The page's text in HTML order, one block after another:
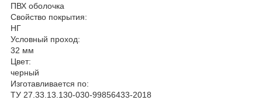
ПВХ оболочка
Свойство покрытия:
НГ
Условный проход:
32 мм
Цвет:
черный
Изготавливается по:
ТУ 27.33.13.130-030-99856433-2018